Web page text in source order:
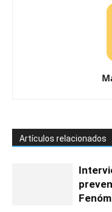
Artículos relacionados